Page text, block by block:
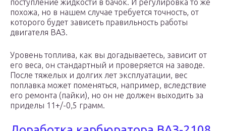
поступление жидкости в бачок. И регулировка то же
похожа, но в нашем случае требуется точность, от
которого будет зависеть правильность работы
двигателя ВАЗ.
Уровень топлива, как вы догадываетесь, зависит от
его веса, он стандартный и проверяется на заводе.
После тяжелых и долгих лет эксплуатации, вес
поплавка может поменяться, например, вследствие
его ремонта (пайки), но он не должен выходить за
приделы 11+/-0,5 грамм.